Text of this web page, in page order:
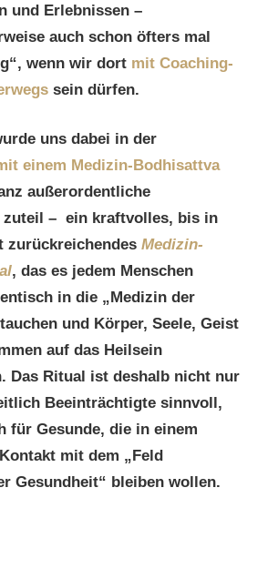
und Erlebnissen –
auch schon öfters mal
wenn wir dort mit Coaching-
sein dürfen.
uns dabei in der
einem Medizin-Bodhisattva
außerordentliche
zuteil – ein kraftvolles, bis in
zurückreichendes Medizin-
, das es jedem Menschen
in die „Medizin der
und Körper, Seele, Geist
auf das Heilsein
Das Ritual ist deshalb nicht nur
Beeinträchtigte sinnvoll,
für Gesunde, die in einem
mit dem „Feld
Gesundheit“ bleiben wollen.